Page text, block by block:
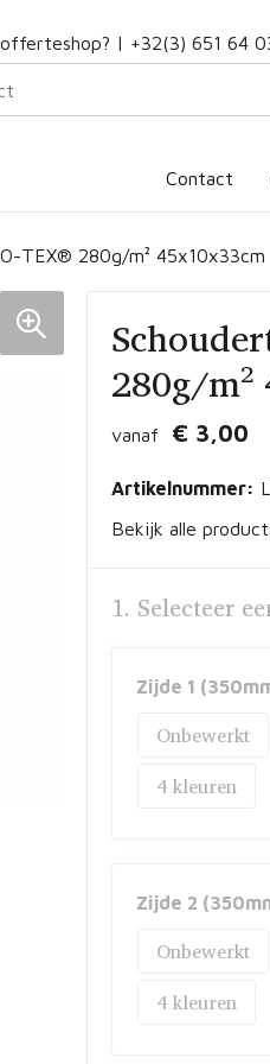
| +32(3) 651 64
Contact
TEX® 280g/m² 45x10x33cm
280g/m²
vanaf € 3,00
Artikelnummer:
Bekijk alle
1. Selecteer
Zijde 1
Onbewerkt
4
Zijde 2
Onbewerkt
4